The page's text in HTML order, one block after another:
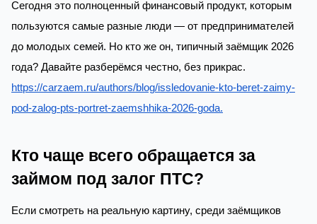
Сегодня это полноценный финансовый продукт, которым
пользуются самые разные люди — от предпринимателей
до молодых семей. Но кто же он, типичный заёмщик 2026
года? Давайте разберёмся честно, без прикрас.
https://carzaem.ru/authors/blog/issledovanie-kto-beret-zaimy-
pod-zalog-pts-portret-zaemshhika-2026-goda.
Кто чаще всего обращается за
займом под залог ПТС?
Если смотреть на реальную картину, среди заёмщиков